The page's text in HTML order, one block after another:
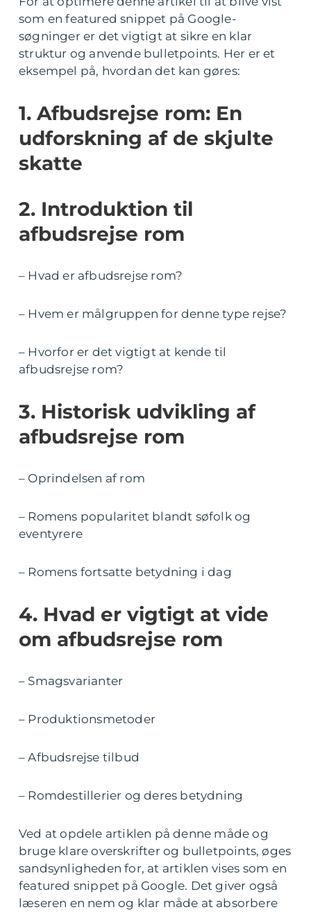
som en featured snippet på Google-
søgninger er det vigtigt at sikre en klar
struktur og anvende bulletpoints. Her er et
eksempel på, hvordan det kan gøres:
1. Afbudsrejse rom: En
udforskning af de skjulte
skatte
2. Introduktion til
afbudsrejse rom
– Hvad er afbudsrejse rom?
– Hvem er målgruppen for denne type rejse?
– Hvorfor er det vigtigt at kende til
afbudsrejse rom?
3. Historisk udvikling af
afbudsrejse rom
– Oprindelsen af rom
– Romens popularitet blandt søfolk og
eventyrere
– Romens fortsatte betydning i dag
4. Hvad er vigtigt at vide
om afbudsrejse rom
– Smagsvarianter
– Produktionsmetoder
– Afbudsrejse tilbud
– Romdestillerier og deres betydning
Ved at opdele artiklen på denne måde og
bruge klare overskrifter og bulletpoints, øges
sandsynligheden for, at artiklen vises som en
featured snippet på Google. Det giver også
læseren en nem og klar måde at absorbere